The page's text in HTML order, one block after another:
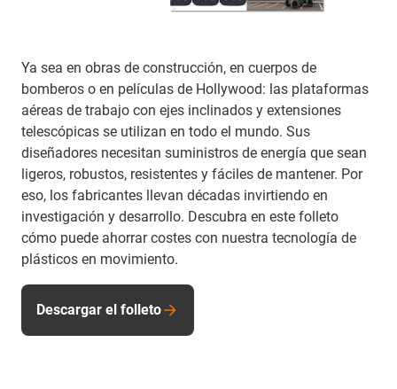
Ya sea en obras de construcción, en cuerpos de
bomberos o en películas de Hollywood: las plataformas
aéreas de trabajo con ejes inclinados y extensiones
telescópicas se utilizan en todo el mundo. Sus
diseñadores necesitan suministros de energía que sean
ligeros, robustos, resistentes y fáciles de mantener. Por
eso, los fabricantes llevan décadas invirtiendo en
investigación y desarrollo. Descubra en este folleto
cómo puede ahorrar costes con nuestra tecnología de
plásticos en movimiento.
Descargar el folleto